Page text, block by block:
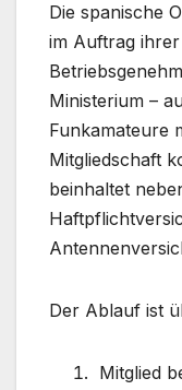
Die spanische
im Auftrag
Ministerium –
Funkamateure
Mitgliedschaft
beinhaltet
Der Ablauf ist
Mitglied